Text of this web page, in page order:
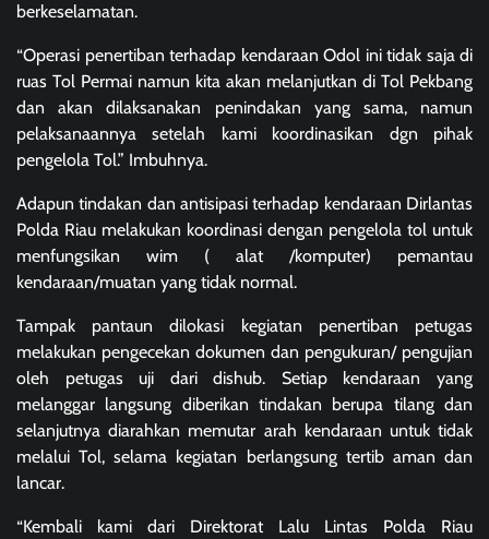
berkeselamatan.
“Operasi penertiban terhadap kendaraan Odol ini tidak saja di
ruas Tol Permai namun kita akan melanjutkan di Tol Pekbang
dan akan dilaksanakan penindakan yang sama, namun
pelaksanaannya setelah kami koordinasikan dgn pihak
pengelola Tol.” Imbuhnya.
Adapun tindakan dan antisipasi terhadap kendaraan Dirlantas
Polda Riau melakukan koordinasi dengan pengelola tol untuk
menfungsikan wim ( alat /komputer) pemantau
kendaraan/muatan yang tidak normal.
Tampak pantaun dilokasi kegiatan penertiban petugas
melakukan pengecekan dokumen dan pengukuran/ pengujian
oleh petugas uji dari dishub. Setiap kendaraan yang
melanggar langsung diberikan tindakan berupa tilang dan
selanjutnya diarahkan memutar arah kendaraan untuk tidak
melalui Tol, selama kegiatan berlangsung tertib aman dan
lancar.
“Kembali kami dari Direktorat Lalu Lintas Polda Riau